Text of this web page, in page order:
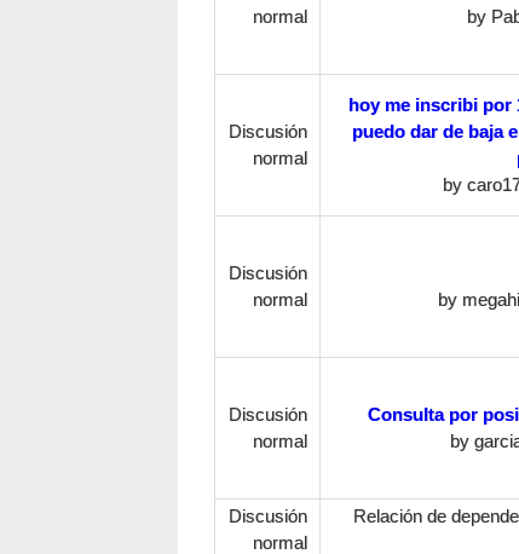
normal
by
Discusión
normal
hoy me inscribi por
puedo dar de baja
by
Discusión
normal
by
Discusión
normal
Consulta por
by
Discusión
normal
Relación de